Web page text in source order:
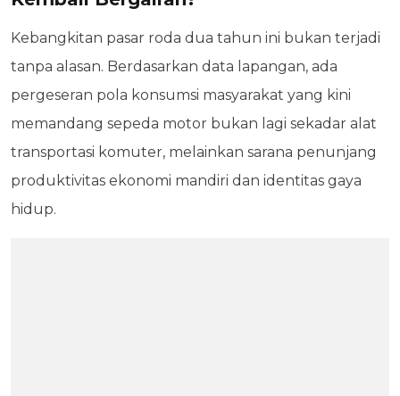
Kebangkitan pasar roda dua tahun ini bukan terjadi
tanpa alasan. Berdasarkan data lapangan, ada
pergeseran pola konsumsi masyarakat yang kini
memandang sepeda motor bukan lagi sekadar alat
transportasi komuter, melainkan sarana penunjang
produktivitas ekonomi mandiri dan identitas gaya
hidup.